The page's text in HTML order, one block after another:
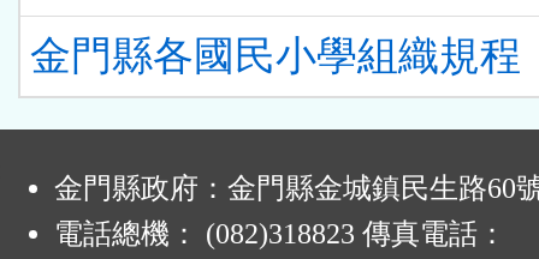
金門縣各國民小學組織規程
金門縣政府：金門縣金城鎮民生路60
電話總機： (082)318823 傳真電話：